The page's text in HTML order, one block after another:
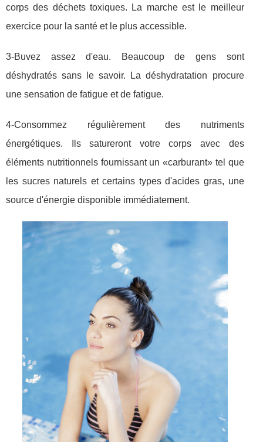
corps des déchets toxiques. La marche est le meilleur
exercice pour la santé et le plus accessible.
3-Buvez assez d'eau. Beaucoup de gens sont
déshydratés sans le savoir. La déshydratation procure
une sensation de fatigue et de fatigue.
4-Consommez régulièrement des nutriments
énergétiques. Ils satureront votre corps avec des
éléments nutritionnels fournissant un «carburant» tel que
les sucres naturels et certains types d'acides gras, une
source d'énergie disponible immédiatement.